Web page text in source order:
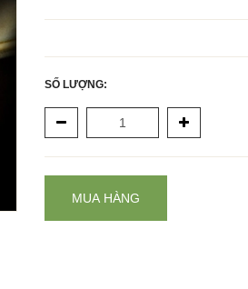
SỐ LƯỢNG:
MUA HÀNG